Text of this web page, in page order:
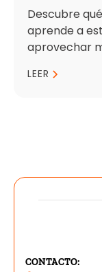
Descubre
aprende a
aprovechar
LEER
CONTACTO: